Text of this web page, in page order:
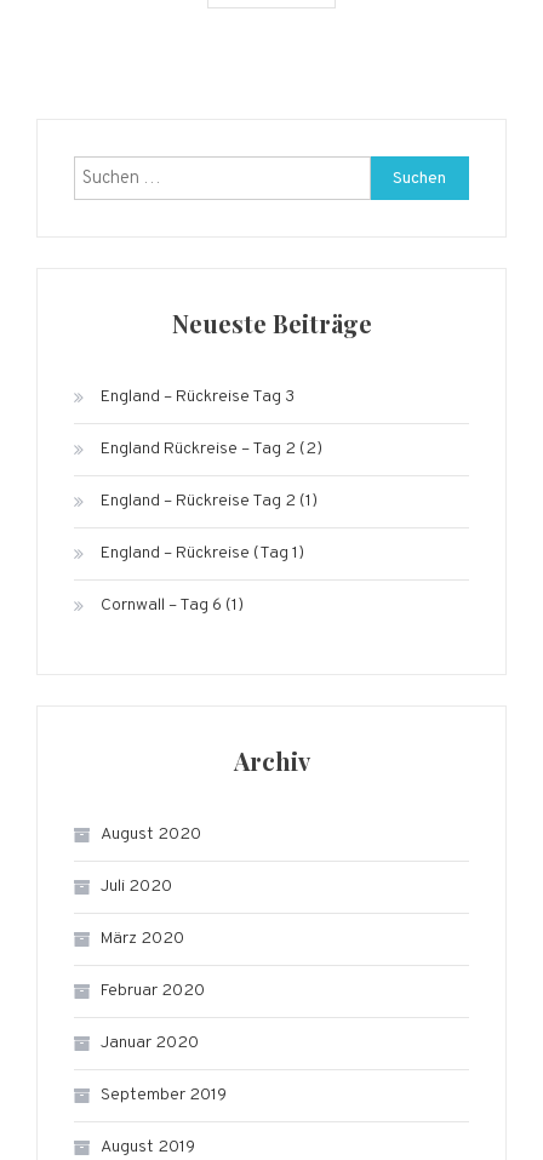
Suchen
nach:
Neueste Beiträge
England – Rückreise Tag 3
England Rückreise – Tag 2 (2)
England – Rückreise Tag 2 (1)
England – Rückreise (Tag 1)
Cornwall – Tag 6 (1)
Archiv
August 2020
Juli 2020
März 2020
Februar 2020
Januar 2020
September 2019
August 2019